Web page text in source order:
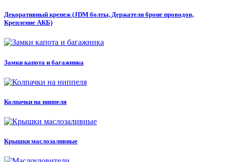
Декоративный крепеж (JDM болты, Держатели броне проводов,
Крепление АКБ)
Замки капота и багажника
Колпачки на ниппеля
Крышки маслозаливные